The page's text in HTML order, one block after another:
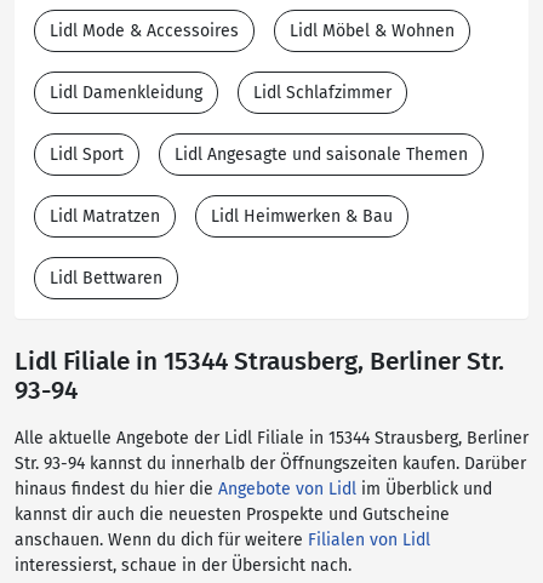
Lidl Mode & Accessoires Lidl Möbel & Wohnen
Lidl Damenkleidung Lidl Schlafzimmer
Lidl Sport Lidl Angesagte und saisonale Themen
Lidl Matratzen Lidl Heimwerken & Bau
Lidl Bettwaren
Lidl Filiale in 15344 Strausberg, Berliner Str.
93-94
Alle aktuelle Angebote der Lidl Filiale in 15344 Strausberg, Berliner
Str. 93-94 kannst du innerhalb der Öffnungszeiten kaufen. Darüber
hinaus findest du hier die Angebote von Lidl im Überblick und
kannst dir auch die neuesten Prospekte und Gutscheine
anschauen. Wenn du dich für weitere Filialen von Lidl
interessierst, schaue in der Übersicht nach.